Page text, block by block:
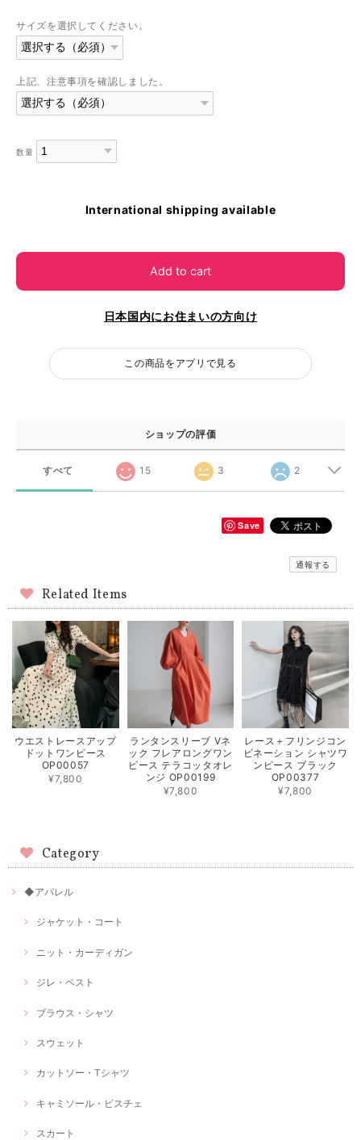
サイズを選択してください。
上記、注意事項を確認しました。
数量
International shipping available
Add to cart
日本国内にお住まいの方向け
この商品をアプリで見る
ショップの評価
すべて 15 3 2
Save
通報する
Related Items
ウエストレースアップ
ドットワンピース
OP00057
¥7,800
ランタンスリーブ Vネ
ック フレアロングワン
ピース テラコッタオレ
ンジ OP00199
¥7,800
レース＋フリンジコン
ビネーション シャツワ
ンピース ブラック
OP00377
¥7,800
Category
◆アパレル
ジャケット・コート
ニット・カーディガン
ジレ・ベスト
ブラウス・シャツ
スウェット
カットソー・Tシャツ
キャミソール・ビスチェ
スカート